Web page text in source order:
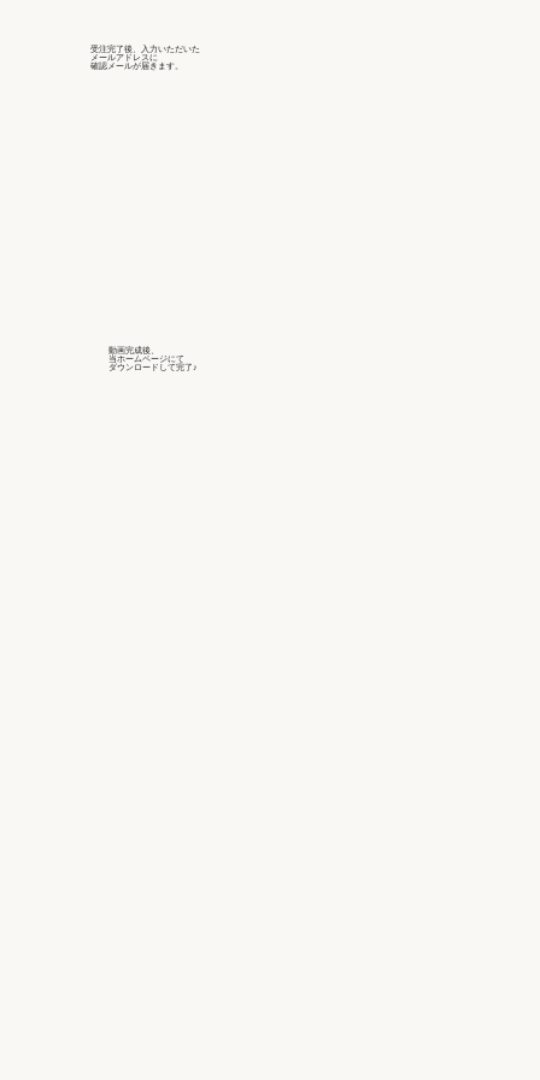
受注完了後、入力いただいた
メールアドレスに
確認メールが届きます。
動画完成後、
当ホームページにて
ダウンロードして完了♪